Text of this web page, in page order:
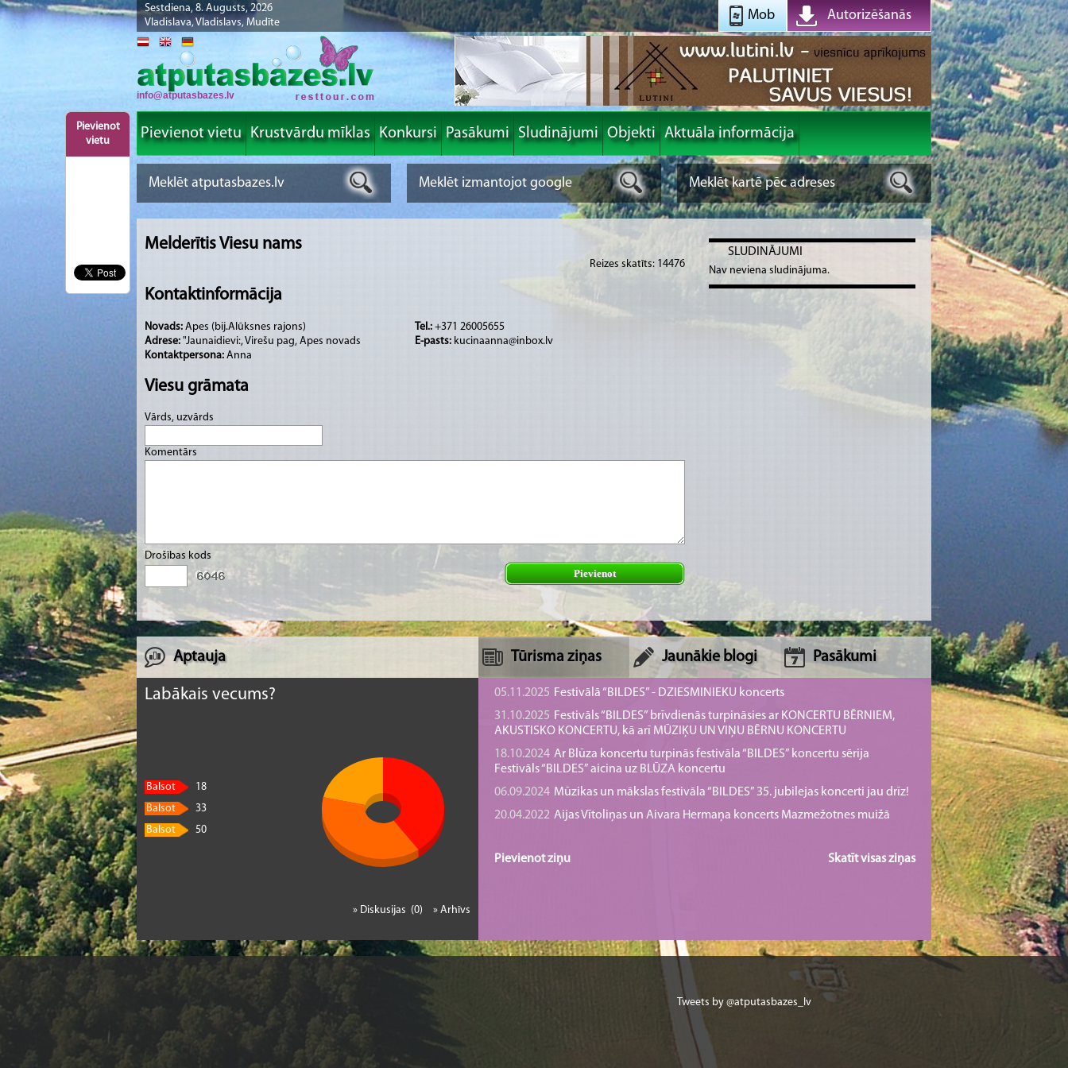
Sestdiena, 8. Augusts, 2026
Vladislava, Vladislavs, Mudīte
Autorizēšanās
Mob
Pievienot
vietu
info@atputasbazes.lv
Pievienot vietu Krustvārdu mīklas Konkursi Pasākumi Sludinājumi Objekti Aktuāla informācija
Melderītis Viesu nams
Reizes skatīts: 14476
Kontaktinformācija
Novads: Apes (bij.Alūksnes rajons)
Adrese: "Jaunaidievi:, Virešu pag, Apes novads
Kontaktpersona: Anna
Tel.: +371 26005655
E-pasts: kucinaanna@inbox.lv
Viesu grāmata
Vārds, uzvārds
Komentārs
Drošības kods
Pievienot
SLUDINĀJUMI
Nav neviena sludinājuma.
Aptauja
Labākais vecums?
Balsot
18
Balsot
33
Balsot
50
» Arhīvs
» Diskusijas (0)
Tūrisma ziņas Jaunākie blogi Pasākumi
05.11.2025 Festivālā “BILDES” - DZIESMINIEKU koncerts
31.10.2025 Festivāls “BILDES” brīvdienās turpināsies ar KONCERTU BĒRNIEM,
AKUSTISKO KONCERTU, kā arī MŪZIĶU UN VIŅU BĒRNU KONCERTU
18.10.2024 Ar Blūza koncertu turpinās festivāla “BILDES” koncertu sērija
Festivāls “BILDES” aicina uz BLŪZA koncertu
06.09.2024 Mūzikas un mākslas festivāla “BILDES” 35. jubilejas koncerti jau drīz!
20.04.2022 Aijas Vītoliņas un Aivara Hermaņa koncerts Mazmežotnes muižā
Skatīt visas ziņas
Pievienot ziņu
Tweets by @atputasbazes_lv